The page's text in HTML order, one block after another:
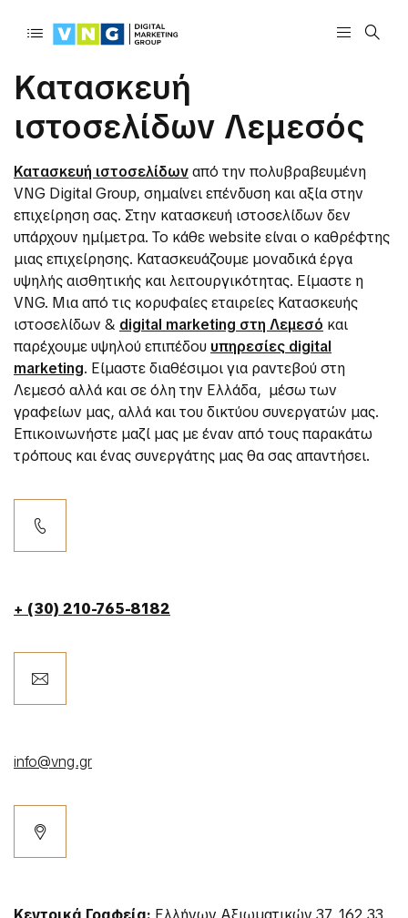
Κατασκευή
ιστοσελίδων Λεμεσός
Κατασκευή ιστοσελίδωναπό την πολυβραβευμένη
VNG Digital Group, σημαίνει επένδυση και αξία στην
επιχείρηση σας. Στην κατασκευή ιστοσελίδων δεν
υπάρχουν ημίμετρα. Το κάθε website είναι ο καθρέφτης
μιας επιχείρησης. Κατασκευάζουμε μοναδικά έργα
υψηλής αισθητικής και λειτουργικότητας. Είμαστε η
VNG. Μια από τις κορυφαίες εταιρείες Κατασκευής
ιστοσελίδων & digital marketing στη Λεμεσό και
παρέχουμε υψηλού επιπέδου υπηρεσίες digital
marketing. Είμαστε διαθέσιμοι για ραντεβού στη
Λεμεσό αλλά και σε όλη την Ελλάδα, μέσω των
γραφείων μας, αλλά και του δικτύου συνεργατών μας.
Επικοινωνήστε μαζί μας με έναν από τους παρακάτω
τρόπους και ένας συνεργάτης μας θα σας απαντήσει.
+ (30) 210-765-8182
info@vng.gr